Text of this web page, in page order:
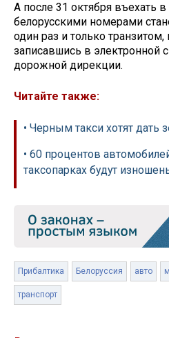
А после 31 октября въехать в
белорусскими номерами
один раз и только
записавшись в электронной
дорожной дирекции.
Читайте также:
• Черным такси хотят дать
• 60 процентов
таксопарках будут
Прибалтика Белоруссия авто
транспорт